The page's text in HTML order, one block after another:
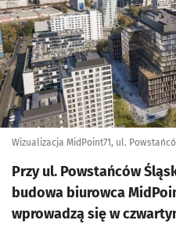
Wizualizacja MidPoint71, ul.
Przy ul. Powstańców
budowa biurowca
wprowadzą się w